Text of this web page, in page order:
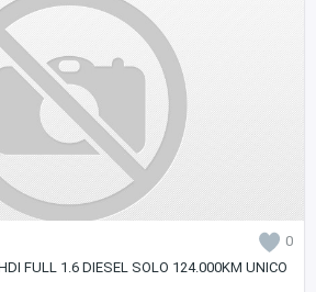
0
FULL 1.6 DIESEL SOLO 124.000KM UNICO